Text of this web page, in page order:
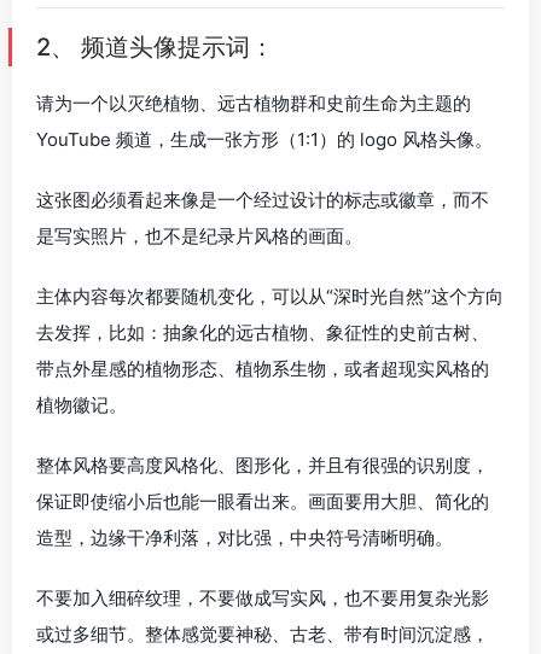
2、 频道头像提示词：
请为一个以灭绝植物、远古植物群和史前生命为主题的
YouTube 频道，生成一张方形（1:1）的 logo 风格头像。
这张图必须看起来像是一个经过设计的标志或徽章，而不
是写实照片，也不是纪录片风格的画面。
主体内容每次都要随机变化，可以从“深时光自然”这个方向
去发挥，比如：抽象化的远古植物、象征性的史前古树、
带点外星感的植物形态、植物系生物，或者超现实风格的
植物徽记。
整体风格要高度风格化、图形化，并且有很强的识别度，
保证即使缩小后也能一眼看出来。画面要用大胆、简化的
造型，边缘干净利落，对比强，中央符号清晰明确。
不要加入细碎纹理，不要做成写实风，也不要用复杂光影
或过多细节。整体感觉要神秘、古老、带有时间沉淀感，